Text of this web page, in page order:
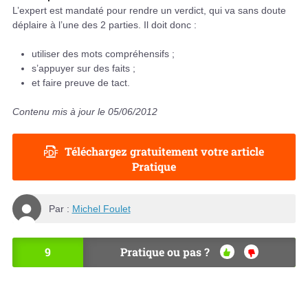
L’expert est mandaté pour rendre un verdict, qui va sans doute
déplaire à l’une des 2 parties. Il doit donc :
utiliser des mots compréhensifs ;
s’appuyer sur des faits ;
et faire preuve de tact.
Contenu mis à jour le 05/06/2012
Téléchargez gratuitement votre article
Pratique
Par : Michel Foulet
9 Pratique ou pas ?
OU
NO